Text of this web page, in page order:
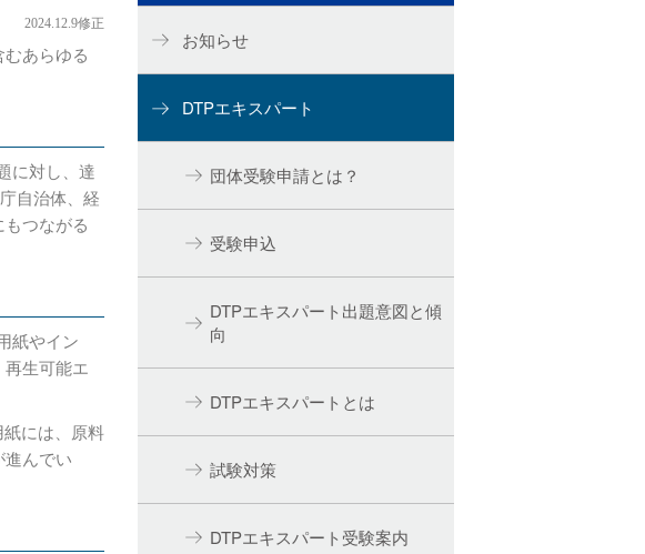
2024.12.9修正
あらゆる
に対し、達
自治体、経
つながる
紙やイン
再生可能エ
には、原料
進んでい
お知らせ
DTPエキスパート
団体受験申請とは？
受験申込
DTPエキスパート出題意図と傾
向
DTPエキスパートとは
試験対策
DTPエキスパート受験案内